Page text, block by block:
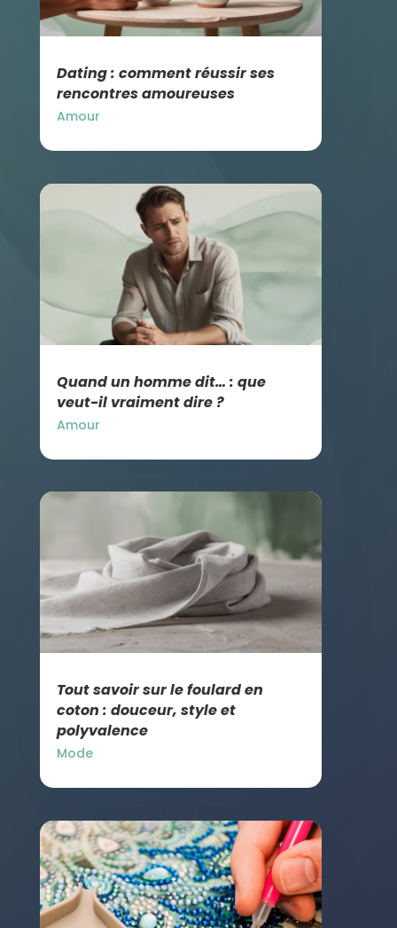
Dating : comment réussir ses
rencontres amoureuses
Amour
Quand un homme dit… : que
veut-il vraiment dire ?
Amour
Tout savoir sur le foulard en
coton : douceur, style et
polyvalence
Mode